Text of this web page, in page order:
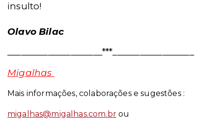
insulto!
Olavo Bilac
_____________________***__________________
Migalhas
Mais informações, colaborações e sugestões :
migalhas@migalhas.com.brou